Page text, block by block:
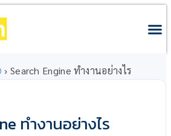
› Search Engine ทำงานอย่างไร
ทำงานอย่างไร